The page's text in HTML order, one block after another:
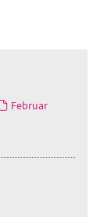
Februar